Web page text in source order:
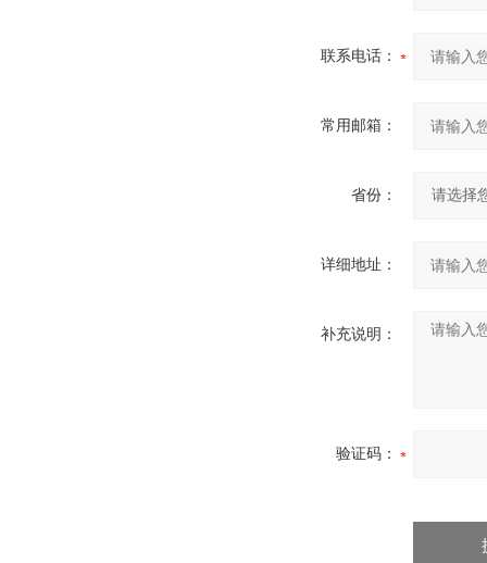
联系电话：
常用邮箱：
省份：
详细地址：
补充说明：
验证码：